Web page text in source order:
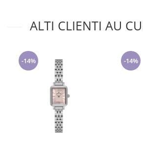
ALTI CLIENTI AU
-14% -14%